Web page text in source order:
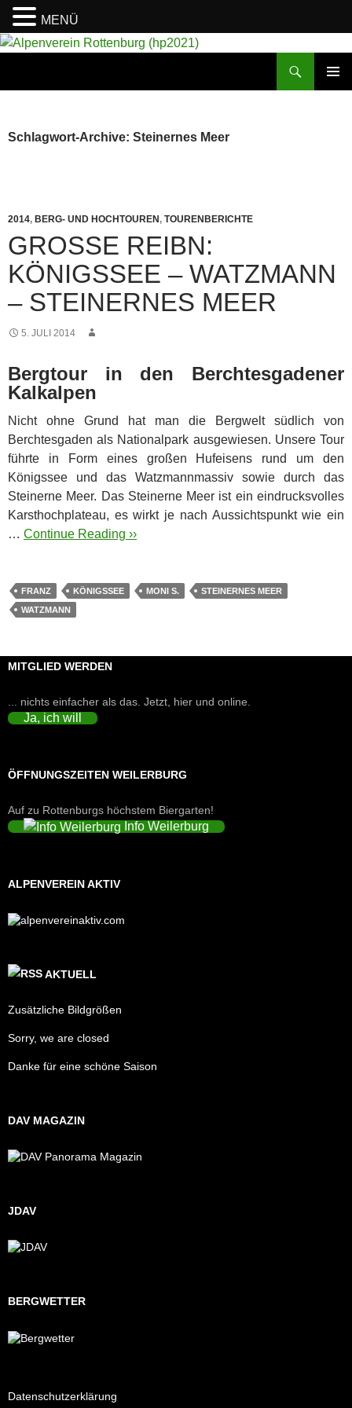
Schlagwort-Archive: Steinernes Meer
2014, BERG- UND HOCHTOUREN, TOURENBERICHTE
GROSSE REIBN: K
ÖNIGSSEE – WATZMANN –
STEINERNES MEER
5. JULI 2014
Bergtour in den Berchtesgadener
Kalkalpen
Nicht ohne Grund hat man die Bergwelt südlich von
Berchtesgaden als Nationalpark ausgewiesen. Unsere Tour
führte in Form eines großen Hufeisens rund um den
Königssee und das Watzmannmassiv sowie durch das
Steinerne Meer. Das Steinerne Meer ist ein eindrucksvolles
Karsthochplateau, es wirkt je nach Aussichtspunkt wie ein
… Continue Reading ››
FRANZ KÖNIGSSEE MONI S.
STEINERNES MEER
WATZMANN
MITGLIED WERDEN
... nichts einfacher als das. Jetzt, hier und online.
Ja, ich will
ÖFFNUNGSZEITEN WEILERBURG
Auf zu Rottenburgs höchstem Biergarten!
Info Weilerburg
ALPENVEREIN AKTIV
AKTUELL
Zusätzliche Bildgrößen
Sorry, we are closed
Danke für eine schöne Saison
DAV MAGAZIN
JDAV
BERGWETTER
Datenschutzerklärung
MENÜ